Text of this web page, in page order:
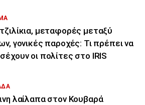
μεταφορές μεταξύ
γονικές παροχές: Τι πρέπει να
οι πολίτες στο IRIS
λαίλαπα στον Κουβαρά